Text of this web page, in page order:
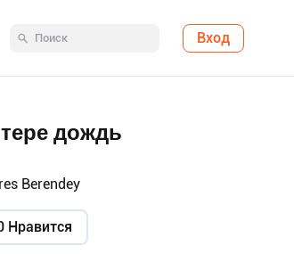
Вход
дождь
Berendey
Нравится